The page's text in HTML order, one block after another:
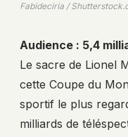
Fabideciria /
Audience : 5,4
Le sacre de Lionel
cette Coupe du
sportif le plus
milliards de